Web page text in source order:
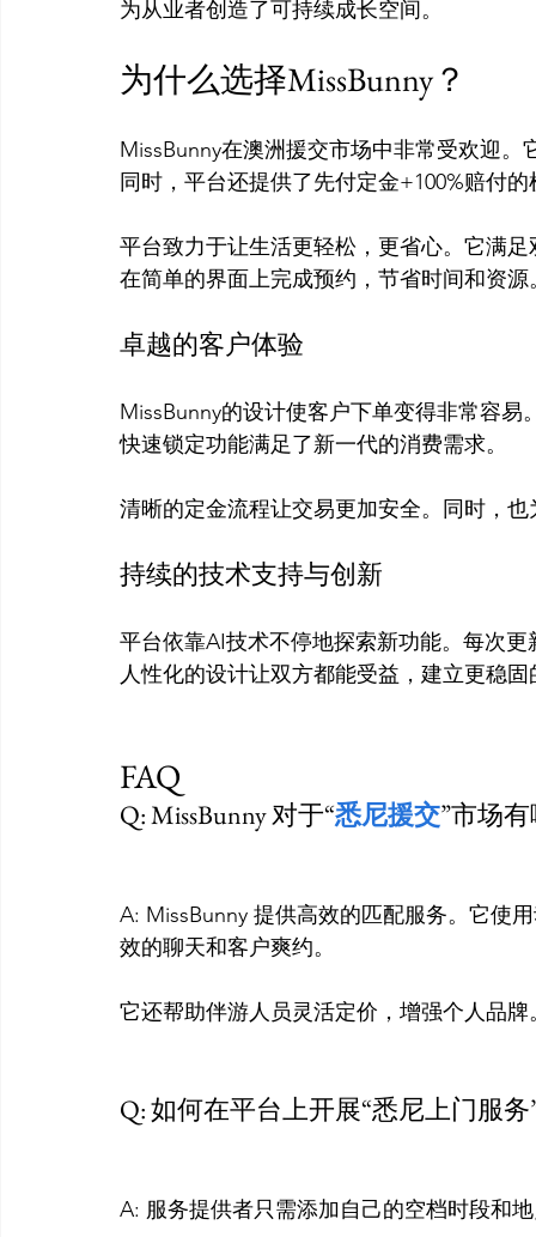
为什么选择MissBunny？
MissBunny在澳洲援交市场中非常受欢迎
同时，平台还提供了先付定金+100%赔付
平台致力于让生活更轻松，更省心。它满
卓越的客户体验
MissBunny的设计使客户下单变得非常容
快速锁定功能满足了新一代的消费需求。
持续的技术支持与创新
平台依靠AI技术不停地探索新功能。每次
人性化的设计让双方都能受益，建立更稳
FAQ
Q: MissBunny 对于“悉尼援交”市场
A: MissBunny 提供高效的匹配服务。它使
效的聊天和客户爽约。
它还帮助伴游人员灵活定价，增强个人品牌
Q: 如何在平台上开展“悉尼上门服
A: 服务提供者只需添加自己的空档时段和